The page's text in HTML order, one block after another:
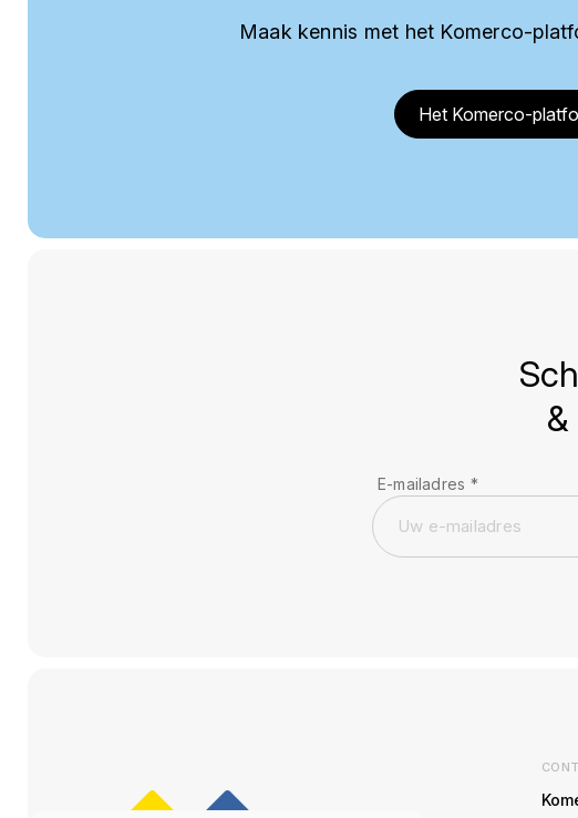
Maak kennis met het Komerco-
Het Komerco-
E-mailadres *